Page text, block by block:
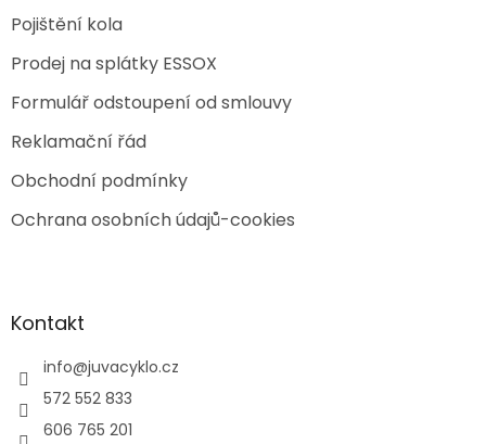
Pojištění kola
Prodej na splátky ESSOX
Formulář odstoupení od smlouvy
Reklamační řád
Obchodní podmínky
Ochrana osobních údajů-cookies
Kontakt
info@juvacyklo.cz
572 552 833
606 765 201